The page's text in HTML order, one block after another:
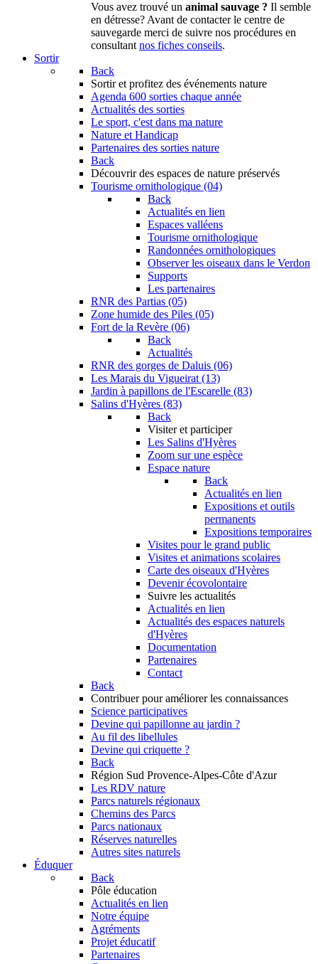
Vous avez trouvé un animal sauvage ? Il semble
en détresse? Avant de contacter le centre de
sauvegarde merci de suivre nos procédures en
consultant nos fiches conseils.
Sortir
Back
Sortir et profitez des événements nature
Agenda 600 sorties chaque année
Actualités des sorties
Le sport, c'est dans ma nature
Nature et Handicap
Partenaires des sorties nature
Back
Découvrir des espaces de nature préservés
Tourisme ornithologique (04)
Back
Actualités en lien
Espaces valléens
Tourisme ornithologique
Randonnées ornithologiques
Observer les oiseaux dans le Verdon
Supports
Les partenaires
RNR des Partias (05)
Zone humide des Piles (05)
Fort de la Revère (06)
Back
Actualités
RNR des gorges de Daluis (06)
Les Marais du Vigueirat (13)
Jardin à papillons de l'Escarelle (83)
Salins d'Hyères (83)
Back
Visiter et participer
Les Salins d'Hyères
Zoom sur une espèce
Espace nature
Back
Actualités en lien
Expositions et outils
permanents
Expositions temporaires
Visites pour le grand public
Visites et animations scolaires
Carte des oiseaux d'Hyères
Devenir écovolontaire
Suivre les actualités
Actualités en lien
Actualités des espaces naturels
d'Hyères
Documentation
Partenaires
Contact
Back
Contribuer pour améliorer les connaissances
Science participatives
Devine qui papillonne au jardin ?
Au fil des libellules
Devine qui criquette ?
Back
Région Sud Provence-Alpes-Côte d'Azur
Les RDV nature
Parcs naturels régionaux
Chemins des Parcs
Parcs nationaux
Réserves naturelles
Autres sites naturels
Éduquer
Back
Pôle éducation
Actualités en lien
Notre équipe
Agréments
Projet éducatif
Partenaires